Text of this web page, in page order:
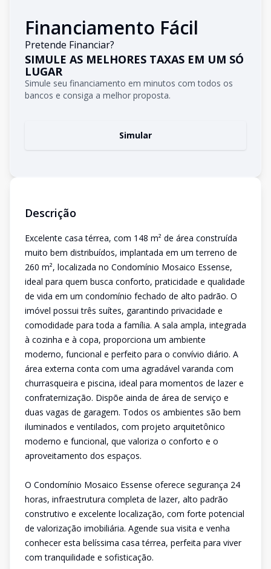
Financiamento Fácil
Pretende Financiar?
SIMULE AS MELHORES TAXAS EM UM SÓ
LUGAR
Simule seu financiamento em minutos com todos os
bancos e consiga a melhor proposta.
Simular
Descrição
Excelente casa térrea, com 148 m² de área construída
muito bem distribuídos, implantada em um terreno de
260 m², localizada no Condomínio Mosaico Essense,
ideal para quem busca conforto, praticidade e qualidade
de vida em um condomínio fechado de alto padrão. O
imóvel possui três suítes, garantindo privacidade e
comodidade para toda a família. A sala ampla, integrada
à cozinha e à copa, proporciona um ambiente
moderno, funcional e perfeito para o convívio diário. A
área externa conta com uma agradável varanda com
churrasqueira e piscina, ideal para momentos de lazer e
confraternização. Dispõe ainda de área de serviço e
duas vagas de garagem. Todos os ambientes são bem
iluminados e ventilados, com projeto arquitetônico
moderno e funcional, que valoriza o conforto e o
aproveitamento dos espaços.
O Condomínio Mosaico Essense oferece segurança 24
horas, infraestrutura completa de lazer, alto padrão
construtivo e excelente localização, com forte potencial
de valorização imobiliária. Agende sua visita e venha
conhecer esta belíssima casa térrea, perfeita para viver
com tranquilidade e sofisticação.